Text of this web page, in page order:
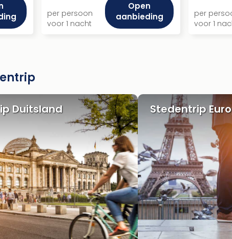
per persoon
voor 1 nacht
Open
aanbieding
per
voor 1
Duitsland Stedentrip